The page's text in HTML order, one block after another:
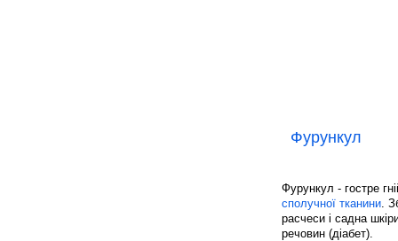
Фурункул
Фурункул - гостре
сполучної тканини.
расчеси і садна
речовин (діабет).